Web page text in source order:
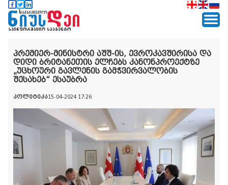
პრემიერ-მინისტრი აშშ-ის, ევროკავშირისა და
დიდი ბრიტანეთის ელჩებს კანონპროექტზე
„უცხოური გავლენის გამჭვირვალობის
შესახებ“ ესაუბრა
პოლიტიკა15-04-2024 17:26